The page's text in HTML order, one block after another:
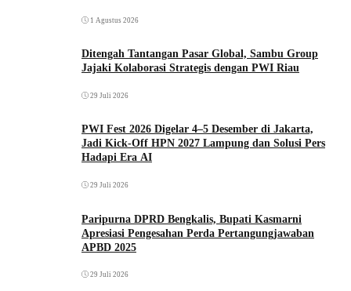
1 Agustus 2026
Ditengah Tantangan Pasar Global, Sambu Group
Jajaki Kolaborasi Strategis dengan PWI Riau
29 Juli 2026
PWI Fest 2026 Digelar 4–5 Desember di Jakarta,
Jadi Kick-Off HPN 2027 Lampung dan Solusi Pers
Hadapi Era AI
29 Juli 2026
Paripurna DPRD Bengkalis, Bupati Kasmarni
Apresiasi Pengesahan Perda Pertangungjawaban
APBD 2025
29 Juli 2026